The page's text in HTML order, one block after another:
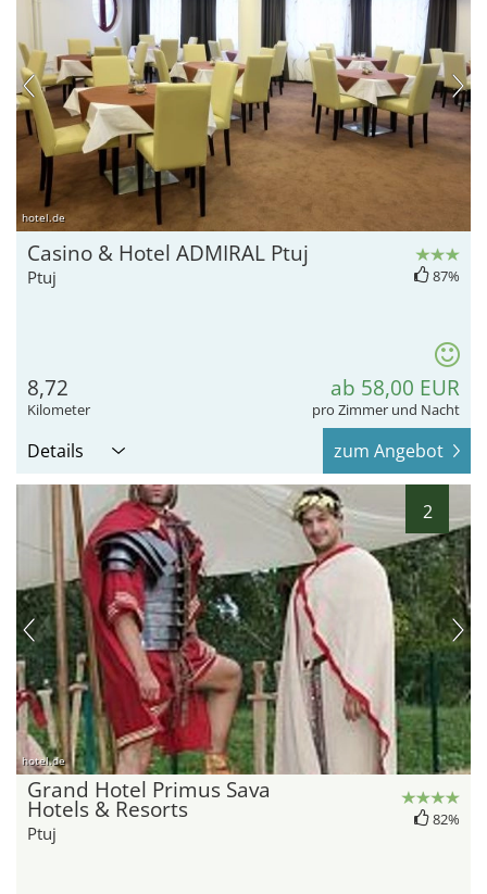
hotel.de
Casino & Hotel ADMIRAL Ptuj
Ptuj 87%
8,72
Kilometer
ab 58,00 EUR
pro Zimmer und Nacht
Details zum Angebot
2
hotel.de
Grand Hotel Primus Sava
Hotels & Resorts
Ptuj
82%